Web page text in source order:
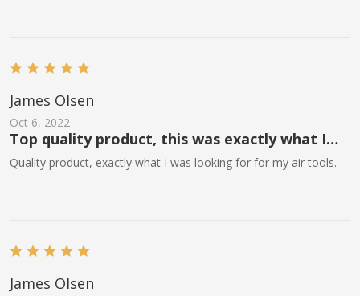
James Olsen
Oct 6, 2022
Top quality product, this was exactly what I
needed for working with air tools.
Quality product, exactly what I was looking for for my air tools.
James Olsen